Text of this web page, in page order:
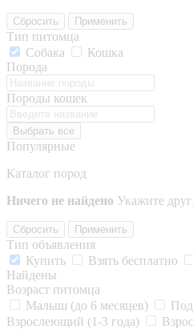
Сбросить Применить
Тип питомца
Собака
Кошка
Порода
Породы кошек
Выбрать все
Популярные
Каталог пород
Ничего не найдено Укажите
Сбросить Применить
Тип объявления
Купить
Взять бесплатно
Найдены
Возраст питомца
Малыш (до 6 месяцев)
Взрослеющий (1-3 года)